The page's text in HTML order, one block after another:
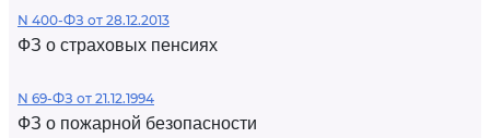
N 400-ФЗ от 28.12.2013
ФЗ о страховых пенсиях
N 69-ФЗ от 21.12.1994
ФЗ о пожарной безопасности